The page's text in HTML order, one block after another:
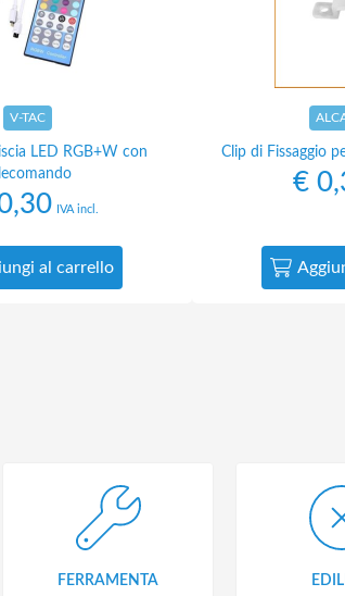
V-TAC
LED RGB+W con
IVA incl.
al carrello
Clip di Fissaggio
€
FERRAMENTA